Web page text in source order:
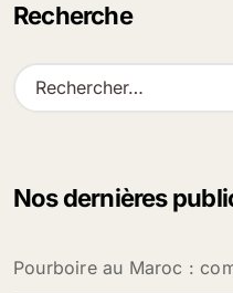
Recherche
R
e
r
e
Nos dernières
Pourboire au Maroc :